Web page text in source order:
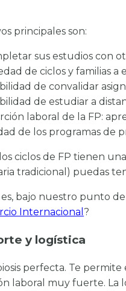
principales son:
sus estudios con
de ciclos y familias a
de convalidar
de estudiar a
laboral de la FP:
de los programas de
ciclos de FP tienen una
tradicional) puedas
bajo nuestro punto
Internacional?
y logística
perfecta. Te
laboral muy fuerte. La